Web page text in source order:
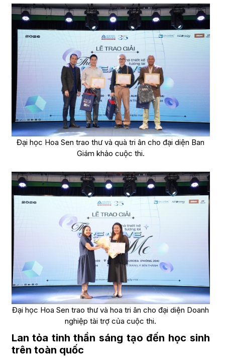
Đại học Hoa Sen trao thư và quà tri ân cho đại diện Ban
Giám khảo cuộc thi.
Đại học Hoa Sen trao thư và hoa tri ân cho đại diện Doanh
nghiệp tài trợ của cuộc thi.
Lan tỏa tinh thần sáng tạo đến học sinh
trên toàn quốc